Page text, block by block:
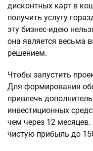
дисконтных карт в
получить услугу
эту бизнес-идею
она является весьма
решением.
Чтобы запустить
Для формирования
привлечь
инвестиционных
чем через 12 месяцев.
чистую прибыль до